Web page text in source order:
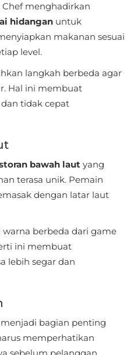
Chef menghadirkan
hidangan untuk
makanan sesuai
level.
langkah berbeda agar
Hal ini membuat
tidak cepat
bawah laut yang
terasa unik. Pemain
dengan latar laut
berbeda dari game
ini membuat
lebih segar dan
menjadi bagian penting
memperhatikan